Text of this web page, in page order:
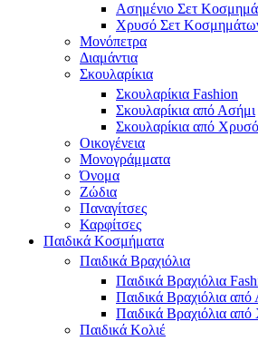
Ασημένιο Σετ
Χρυσό Σετ
Μονόπετρα
Διαμάντια
Σκουλαρίκια
Σκουλαρίκια Fashion
Σκουλαρίκια από Ασήμι
Σκουλαρίκια από Χρυσό
Οικογένεια
Μονογράμματα
Όνομα
Ζώδια
Παναγίτσες
Καρφίτσες
Παιδικά Κοσμήματα
Παιδικά Βραχιόλια
Παιδικά Βραχιόλια
Παιδικά Βραχιόλια από
Παιδικά Βραχιόλια
Παιδικά Κολιέ